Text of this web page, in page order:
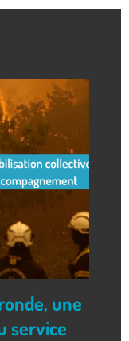
une
service